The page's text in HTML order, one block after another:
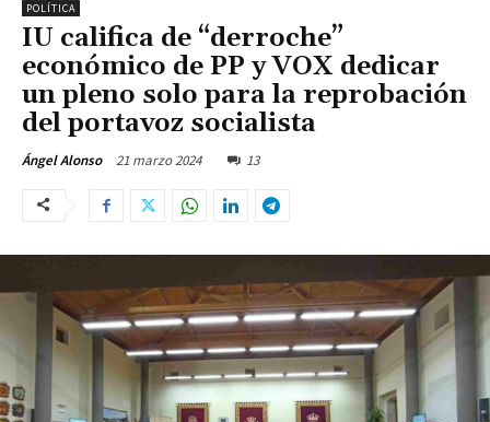
POLÍTICA
IU califica de “derroche”
económico de PP y VOX dedicar
un pleno solo para la reprobación
del portavoz socialista
Ángel Alonso 21 marzo 2024 13